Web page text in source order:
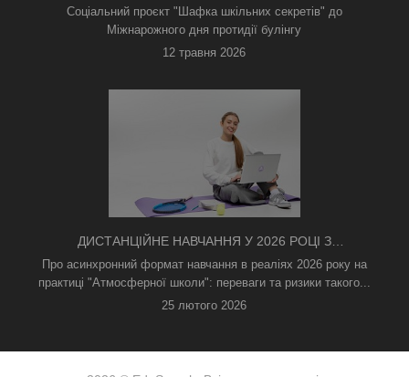
З'ЯВИЛИСЯ В КИЄВІ
Соціальний проєкт "Шафка шкільних секретів" до
Міжнарожного дня протидії булінгу
12 травня 2026
ДИСТАНЦІЙНЕ НАВЧАННЯ У 2026 РОЦІ З
ТРИВОГАМИ ТА БЕЗ СВІТЛА: ЯК АСИНХРОННИЙ
ФОРМАТ РЯТУЄ ОСВІТНІЙ ПРОЦЕС
Про асинхронний формат навчання в реаліях 2026 року на
практиці "Атмосферної школи": переваги та ризики такого...
25 лютого 2026